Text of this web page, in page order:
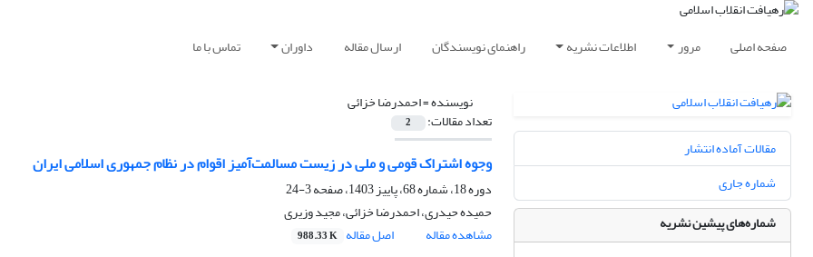
صفحه اصلی مرور اطلاعات نشریه راهنمای نویسندگان ارسال مقاله داوران تماس با ما
نویسنده =احمدرضا خزائی
تعداد مقالات: 2
وجوه اشتراک قومی و ملی در زیست مسالمت‌آمیز اقوام در نظام جمهوری اسلامی ایران
دوره 18، شماره 68، پاییز 1403، صفحه
3-24
حمیده حیدری، احمدرضا خزائی، مجید وزیری
مشاهده مقاله
اصل مقاله 988.33 K
مقالات آماده انتشار
شماره جاری
شماره‌های پیشین نشریه